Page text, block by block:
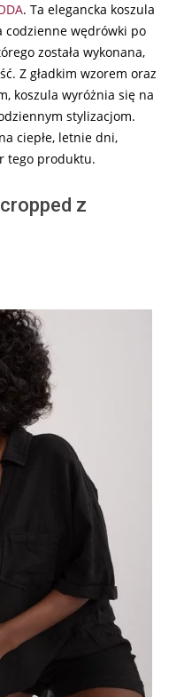
. Ta elegancka koszula
codzienne wędrówki po
została wykonana,
Z gładkim wzorem oraz
koszula wyróżnia się na
stylizacjom.
ciepłe, letnie dni,
tego produktu.
z